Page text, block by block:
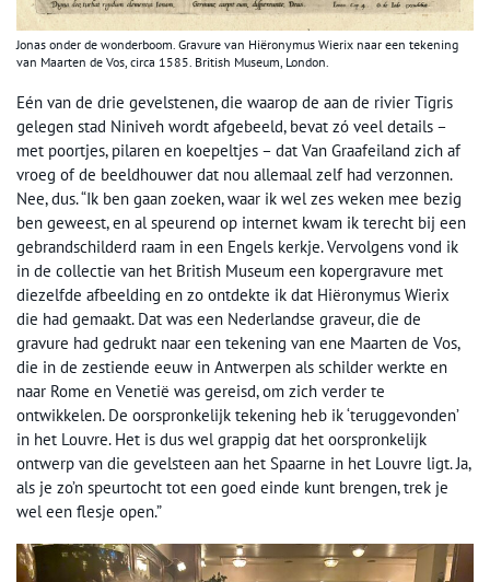
Jonas onder de wonderboom. Gravure van Hiëronymus Wierix naar een tekening
van Maarten de Vos, circa 1585. British Museum, London.
Eén van de drie gevelstenen, die waarop de aan de rivier Tigris
gelegen stad Niniveh wordt afgebeeld, bevat zó veel details –
met poortjes, pilaren en koepeltjes – dat Van Graafeiland zich af
vroeg of de beeldhouwer dat nou allemaal zelf had verzonnen.
Nee, dus. “Ik ben gaan zoeken, waar ik wel zes weken mee bezig
ben geweest, en al speurend op internet kwam ik terecht bij een
gebrandschilderd raam in een Engels kerkje. Vervolgens vond ik
in de collectie van het British Museum een kopergravure met
diezelfde afbeelding en zo ontdekte ik dat Hiëronymus Wierix
die had gemaakt. Dat was een Nederlandse graveur, die de
gravure had gedrukt naar een tekening van ene Maarten de Vos,
die in de zestiende eeuw in Antwerpen als schilder werkte en
naar Rome en Venetië was gereisd, om zich verder te
ontwikkelen. De oorspronkelijk tekening heb ik ‘teruggevonden’
in het Louvre. Het is dus wel grappig dat het oorspronkelijk
ontwerp van die gevelsteen aan het Spaarne in het Louvre ligt. Ja,
als je zo’n speurtocht tot een goed einde kunt brengen, trek je
wel een flesje open.”